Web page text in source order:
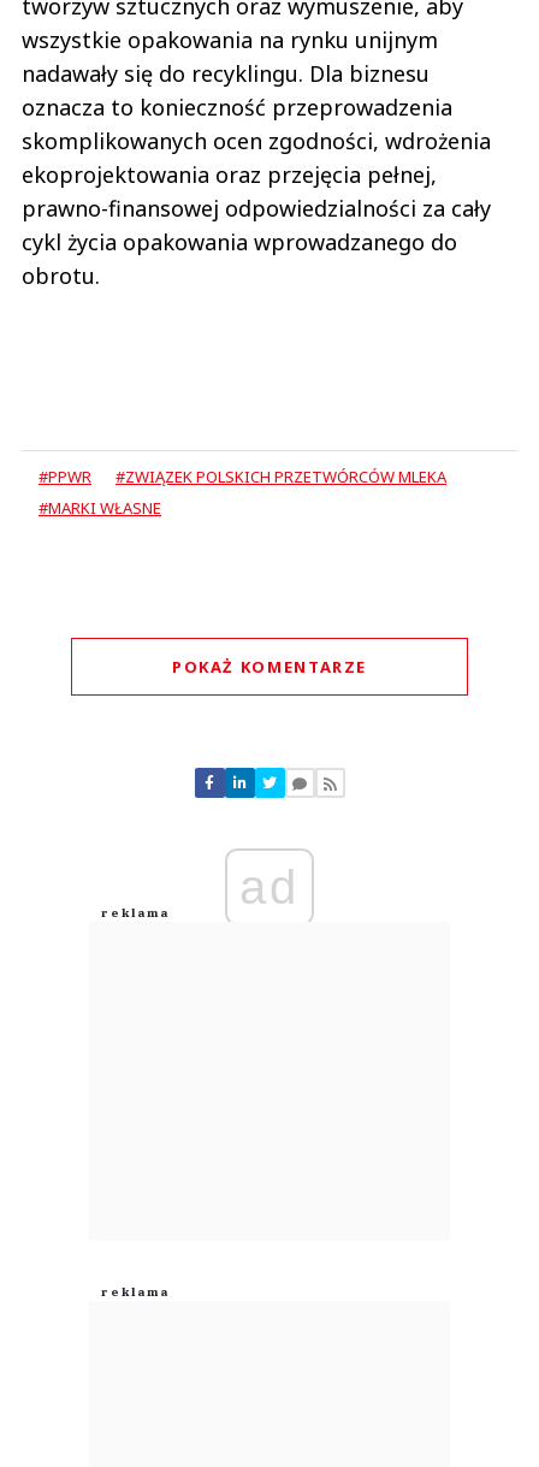
wszystkie opakowania na rynku unijnym
nadawały się do recyklingu. Dla biznesu
oznacza to konieczność przeprowadzenia
skomplikowanych ocen zgodności, wdrożenia
ekoprojektowania oraz przejęcia pełnej,
prawno-finansowej odpowiedzialności za cały
cykl życia opakowania wprowadzanego do
obrotu.
#PPWR
#ZWIĄZEK POLSKICH PRZETWÓRCÓW MLEKA
#MARKI WŁASNE
POKAŻ KOMENTARZE
Nie znaleziono komentarzy
Zostaw swoje komentarze
Anuluj
ad